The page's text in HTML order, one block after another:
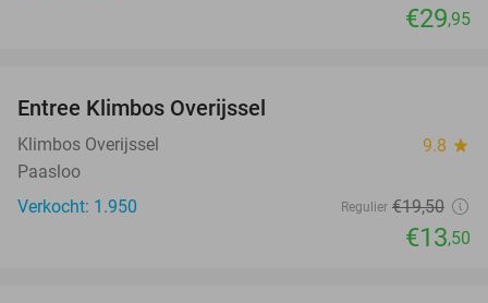
€29,95
Entree Klimbos Overijssel
Klimbos Overijssel 9.8 star
Paasloo
Verkocht: 1.950
Regulier €19,50
€13,50